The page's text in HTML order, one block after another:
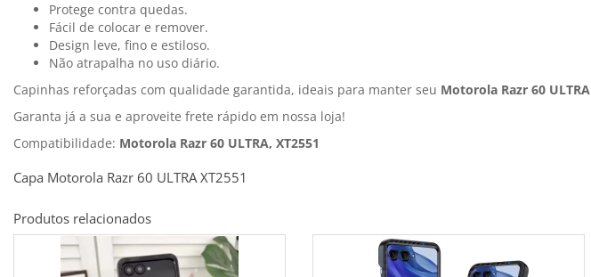
Protege contra quedas.
Fácil de colocar e remover.
Design leve, fino e estiloso.
Não atrapalha no uso diário.
Capinhas reforçadas com qualidade garantida, ideais para manter seu Motorola Razr 60 ULTRA
Garanta já a sua e aproveite frete rápido em nossa loja!
Compatibilidade: Motorola Razr 60 ULTRA, XT2551
Capa Motorola Razr 60 ULTRA XT2551
Produtos relacionados